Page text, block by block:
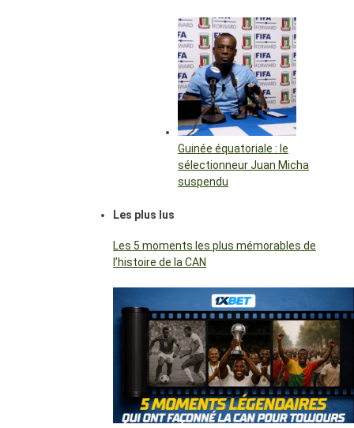
Guinée équatoriale : le
sélectionneur Juan Micha
suspendu
Les plus lus
Les 5 moments les plus mémorables de
l’histoire de la CAN